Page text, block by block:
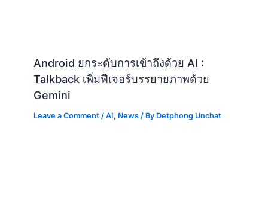
Android ยกระดับการเข้าถึงด้วย AI :
Talkback เพิ่มฟีเจอร์บรรยายภาพด้วย
Gemini
Leave a Comment /AI, News / By Detphong Unchat